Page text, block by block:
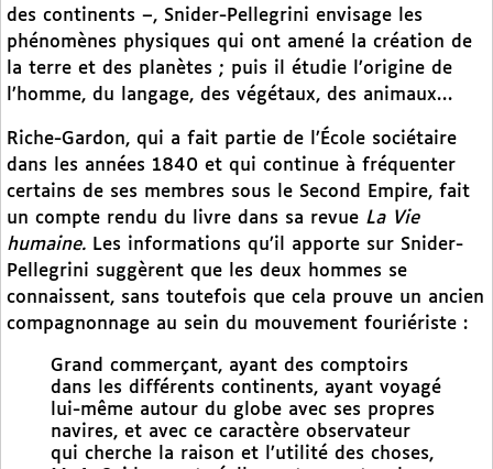
des continents –, Snider-Pellegrini envisage les
phénomènes physiques qui ont amené la création de
la terre et des planètes ; puis il étudie l’origine de
l’homme, du langage, des végétaux, des animaux…
Riche-Gardon, qui a fait partie de l’École sociétaire
dans les années 1840 et qui continue à fréquenter
certains de ses membres sous le Second Empire, fait
un compte rendu du livre dans sa revue La Vie
humaine. Les informations qu’il apporte sur Snider-
Pellegrini suggèrent que les deux hommes se
connaissent, sans toutefois que cela prouve un ancien
compagnonnage au sein du mouvement fouriériste :
Grand commerçant, ayant des comptoirs
dans les différents continents, ayant voyagé
lui-même autour du globe avec ses propres
navires, et avec ce caractère observateur
qui cherche la raison et l’utilité des choses,